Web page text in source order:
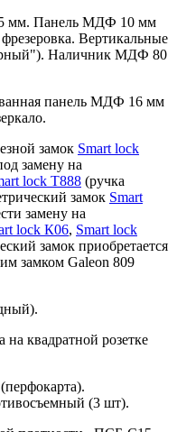
мм. Панель МДФ 10 мм
Вертикальные
Наличник МДФ 80
панель МДФ 16 мм
замок Smart lock
замену на
lock T888 (ручка
замок Smart
замену на
lock К06, Smart lock
замок приобретается
замком Galeon 809
на квадратной розетке
(3 шт).